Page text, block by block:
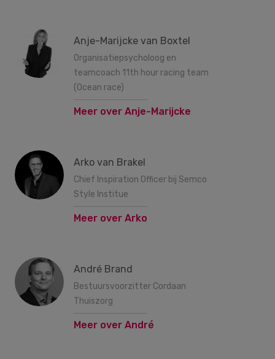
Anje-Marijcke van Boxtel
Organisatiepsycholoog en
teamcoach 11th hour racing team
(Ocean race)
Meer over Anje-Marijcke
Arko van Brakel
Chief Inspiration Officer bij Semco
Style Institue
Meer over Arko
André Brand
Bestuursvoorzitter Cordaan
Thuiszorg
Meer over André